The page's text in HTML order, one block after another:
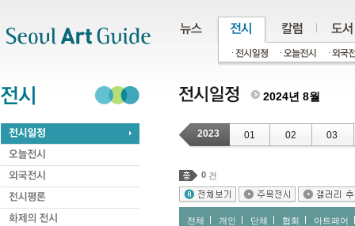
2024년 8월
2023 01 02 03
0 건
전체 개인 단체 협회 아트페어